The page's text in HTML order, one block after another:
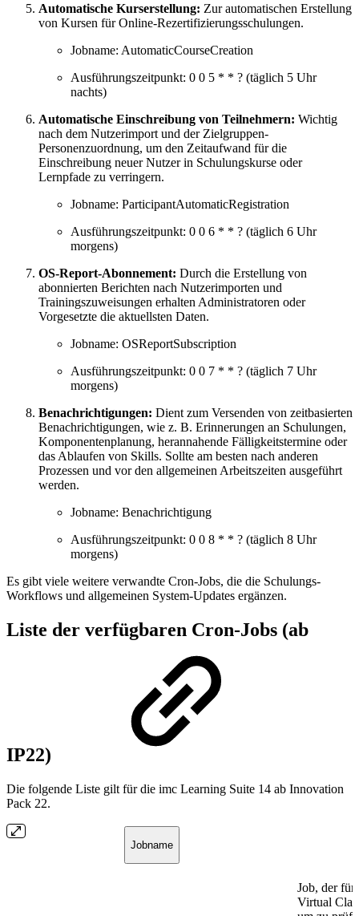
Automatische Kurserstellung: Zur automatischen Erstellung
von Kursen für Online-Rezertifizierungsschulungen.
Jobname: AutomaticCourseCreation
Ausführungszeitpunkt: 0 0 5 * * ? (täglich 5 Uhr
nachts)
Automatische Einschreibung von Teilnehmern: Wichtig
nach dem Nutzerimport und der Zielgruppen-
Personenzuordnung, um den Zeitaufwand für die
Einschreibung neuer Nutzer in Schulungskurse oder
Lernpfade zu verringern.
Jobname: ParticipantAutomaticRegistration
Ausführungszeitpunkt: 0 0 6 * * ? (täglich 6 Uhr
morgens)
OS-Report-Abonnement: Durch die Erstellung von
abonnierten Berichten nach Nutzerimporten und
Trainingszuweisungen erhalten Administratoren oder
Vorgesetzte die aktuellsten Daten.
Jobname: OSReportSubscription
Ausführungszeitpunkt: 0 0 7 * * ? (täglich 7 Uhr
morgens)
Benachrichtigungen: Dient zum Versenden von zeitbasierten
Benachrichtigungen, wie z. B. Erinnerungen an Schulungen,
Komponentenplanung, herannahende Fälligkeitstermine oder
das Ablaufen von Skills. Sollte am besten nach anderen
Prozessen und vor den allgemeinen Arbeitszeiten ausgeführt
werden.
Jobname: Benachrichtigung
Ausführungszeitpunkt: 0 0 8 * * ? (täglich 8 Uhr
morgens)
Es gibt viele weitere verwandte Cron-Jobs, die die Schulungs-
Workflows und allgemeinen System-Updates ergänzen.
Liste der verfügbaren Cron-Jobs (ab
IP22)
Die folgende Liste gilt für die imc Learning Suite 14 ab Innovation
Pack 22.
Jobname
Job, der für
Virtual